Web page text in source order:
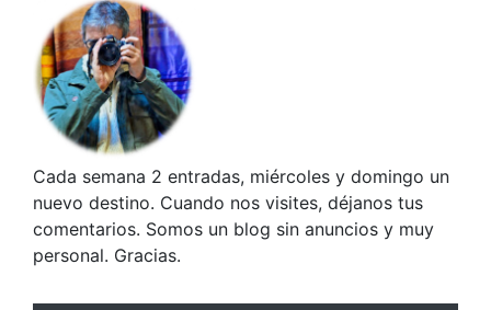
Cada semana 2 entradas, miércoles y domingo un
nuevo destino. Cuando nos visites, déjanos tus
comentarios. Somos un blog sin anuncios y muy
personal. Gracias.